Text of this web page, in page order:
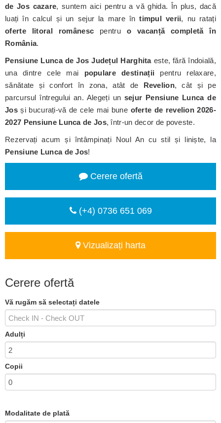
de Jos cazare, suntem aici pentru a vă ghida. În plus, dacă
luați în calcul și un sejur la mare întimpul verii, nu ratați
oferte litoral românesc pentru o vacanță completă în
România.
Pensiune Lunca de Jos Județul Harghitaeste, fără îndoială,
una dintre cele mai populare destinații pentru relaxare,
sănătate și confort în zona, atât de Revelion, cât și pe
parcursul întregului an. Alegeți un sejur Pensiune Lunca de
Josși bucurați-vă de cele mai bune oferte de revelion 2026-
2027 Pensiune Lunca de Jos, într-un decor de poveste.
Rezervați acum și întâmpinați Noul An cu stil și liniște, la
Pensiune Lunca de Jos!
Cerere ofertă
(+4) 0736 651 069
Vizualizați harta
Cerere ofertă
Vă rugăm să selectați datele
Adulți
Copii
Modalitate de plată